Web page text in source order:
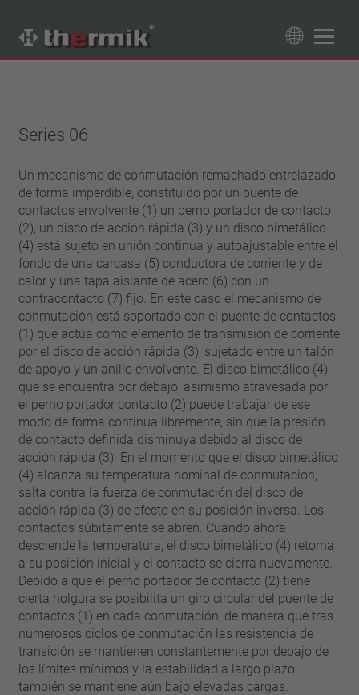
normalmente cerrado
normalmente abierto
Gama de temperatura
temperatura estándar (60 – 200 °C)
temperatura alta (205 – 250 °C)
Clase de potencia
1,6 A – 7,5 A
4 A – 25 A
13,5 A – 42 A
25 A – 75 A
Reposición
enclavamiento (no reinicio automático)
Aislamiento
con aislamiento
sin aislamiento
Conexión
conductor
filamento
Aprobaciones
VDE
UL
ENEC
IEC
CSA
CQC
CMJ
aplicar filtros
Eliminar filtro
filtros estrechos
Series 06
Un mecanismo de conmutación remachado entrelazado
de forma imperdible, constituido por un puente de
contactos envolvente (1) un perno portador de contacto
(2), un disco de acción rápida (3) y un disco bimetálico
(4) está sujeto en unión continua y autoajustable entre el
fondo de una carcasa (5) conductora de corriente y de
calor y una tapa aislante de acero (6) con un
contracontacto (7) fijo. En este caso el mecanismo de
conmutación está soportado con el puente de contactos
(1) que actúa como elemento de transmisión de corriente
por el disco de acción rápida (3), sujetado entre un talón
de apoyo y un anillo envolvente. El disco bimetálico (4)
que se encuentra por debajo, asimismo atravesada por
el perno portador contacto (2) puede trabajar de ese
modo de forma continua libremente, sin que la presión
de contacto definida disminuya debido al disco de
acción rápida (3). En el momento que el disco bimetálico
(4) alcanza su temperatura nominal de conmutación,
salta contra la fuerza de conmutación del disco de
acción rápida (3) de efecto en su posición inversa. Los
contactos súbitamente se abren. Cuando ahora
desciende la temperatura, el disco bimetálico (4) retorna
a su posición inicial y el contacto se cierra nuevamente.
Debido a que el perno portador de contacto (2) tiene
cierta holgura se posibilita un giro circular del puente de
contactos (1) en cada conmutación, de manera que tras
numerosos ciclos de conmutación las resistencia de
transición se mantienen constantemente por debajo de
los límites mínimos y la estabilidad a largo plazo
también se mantiene aún bajo elevadas cargas.